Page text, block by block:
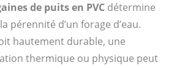
de puits en PVC détermine
pérennité d’un forage d’eau.
hautement durable, une
thermique ou physique peut